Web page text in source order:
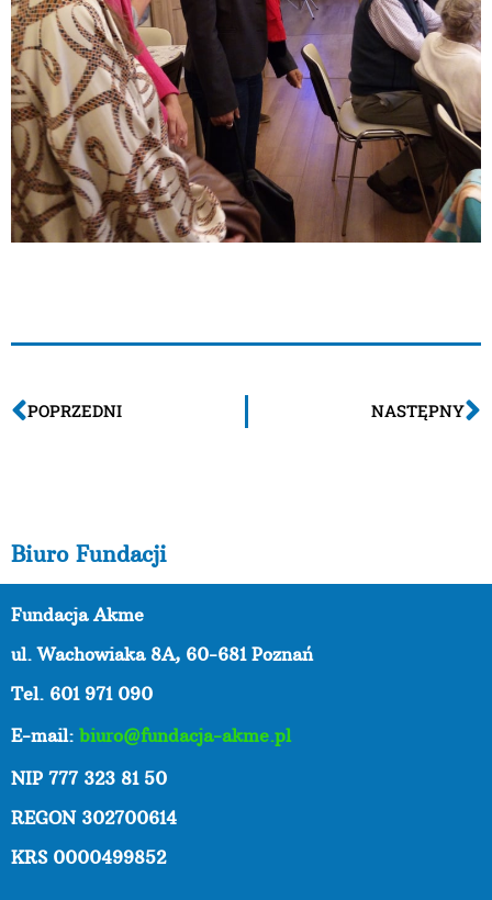
POPRZEDNI NASTĘPNY
Biuro Fundacji
Fundacja Akme
ul. Wachowiaka 8A, 60-681 Poznań
Tel. 601 971 090
E-mail: biuro@fundacja-akme.pl
NIP 777 323 81 50
REGON 302700614
KRS 0000499852